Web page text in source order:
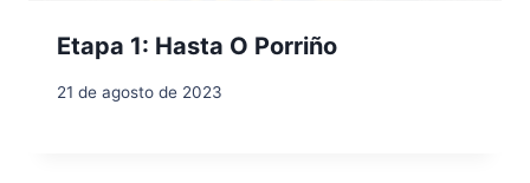
Etapa 1: Hasta O Porriño
21 de agosto de 2023